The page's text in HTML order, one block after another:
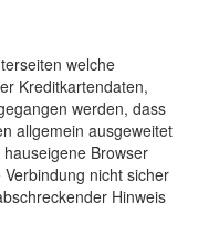
welche
Kreditkartendaten,
werden, dass
allgemein ausgeweitet
Browser
nicht sicher
Hinweis